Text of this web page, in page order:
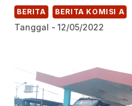
BERITA BERITA KOMISI A
Tanggal - 12/05/2022